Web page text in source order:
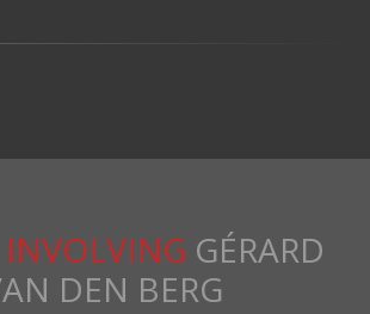
INVOLVING GÉRARD
DEN BERG